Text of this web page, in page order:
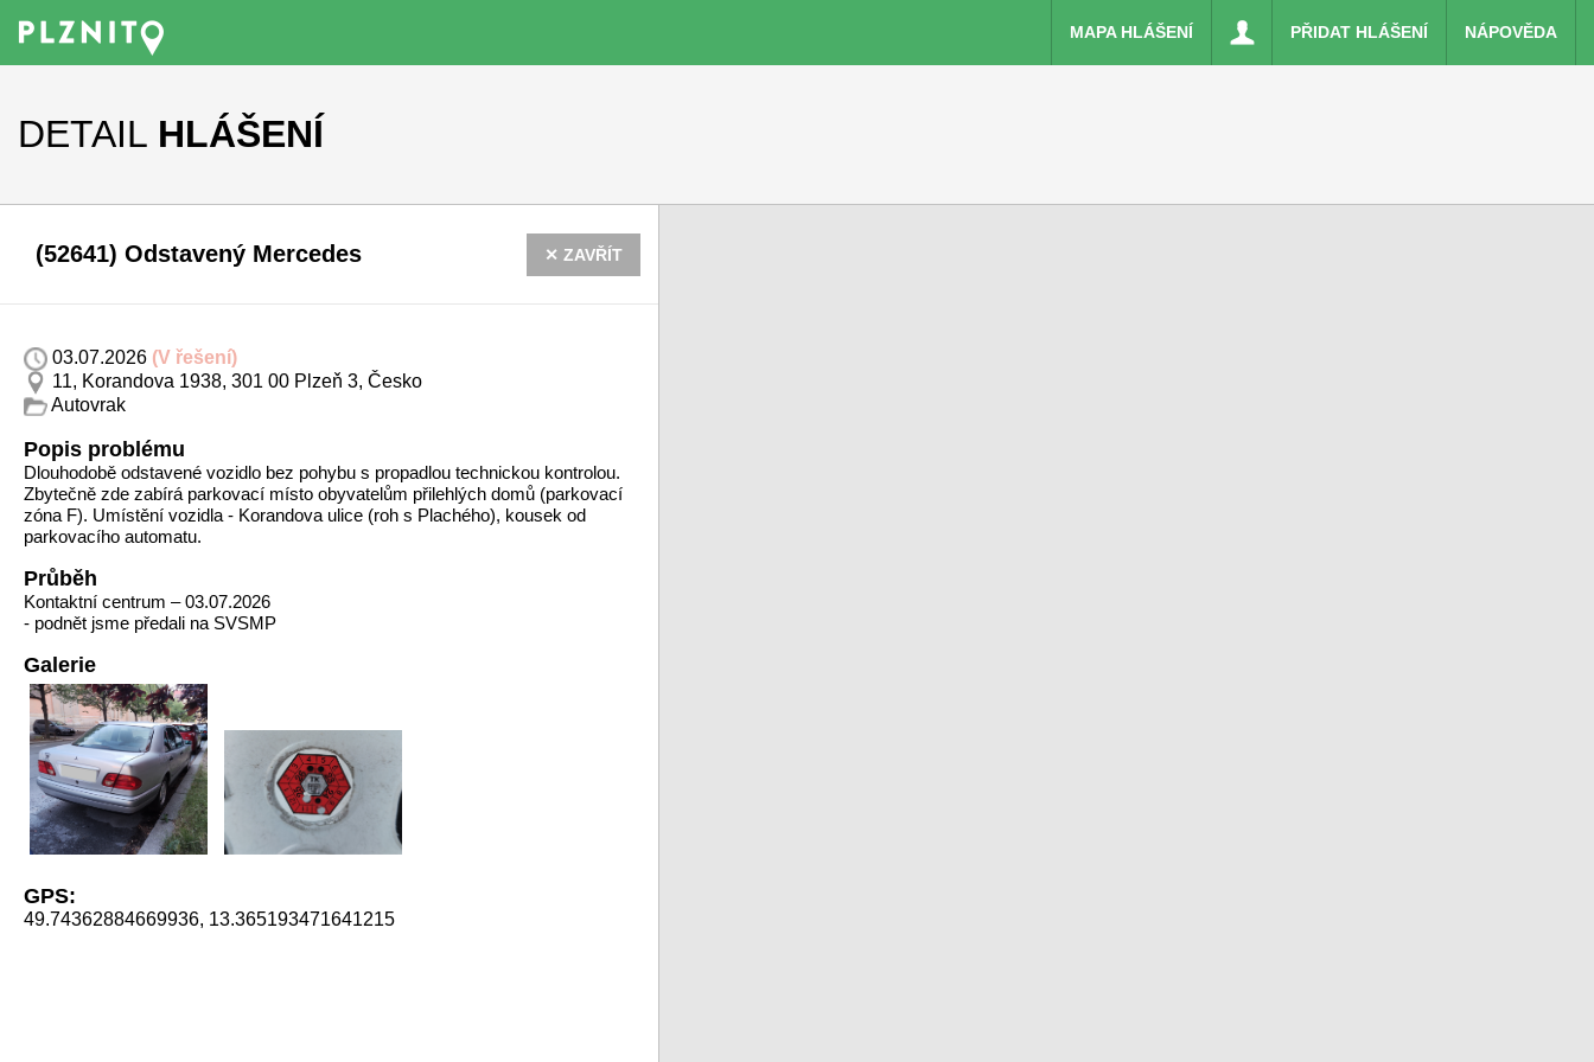
NÁPOVĚDA
PŘIDAT HLÁŠENÍ
MAPA HLÁŠENÍ
DETAIL HLÁŠENÍ
(52641) Odstavený Mercedes ✕ ZAVŘÍT
03.07.2026 (V řešení)
11, Korandova 1938, 301 00 Plzeň 3, Česko
Autovrak
Popis problému
Dlouhodobě odstavené vozidlo bez pohybu s propadlou technickou kontrolou.
Zbytečně zde zabírá parkovací místo obyvatelům přilehlých domů (parkovací
zóna F). Umístění vozidla - Korandova ulice (roh s Plachého), kousek od
parkovacího automatu.
Průběh
Kontaktní centrum – 03.07.2026
- podnět jsme předali na SVSMP
Galerie
GPS:
49.74362884669936, 13.365193471641215